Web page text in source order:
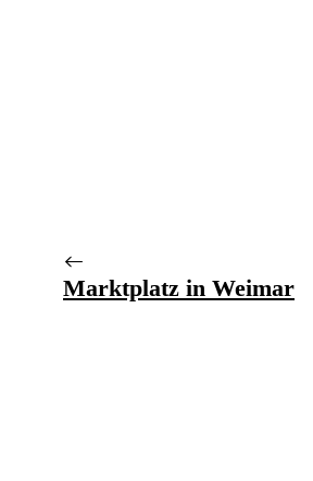
Marktplatz in Weimar